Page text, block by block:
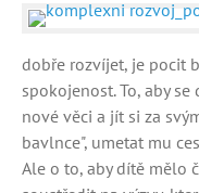
dobře rozvíjet, je pocit
spokojenost. To, aby
nové věci a jít si za
bavlnce", umetat mu
Ale o to, aby dítě mělo